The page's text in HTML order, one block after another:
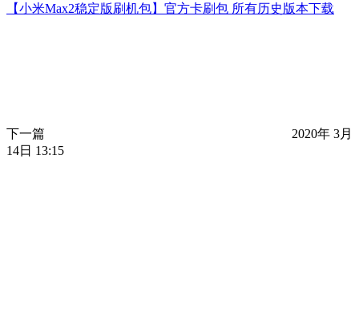
【小米Max2稳定版刷机包】官方卡刷包 所有历史版本下载
下一篇
2020年 3月
14日 13:15